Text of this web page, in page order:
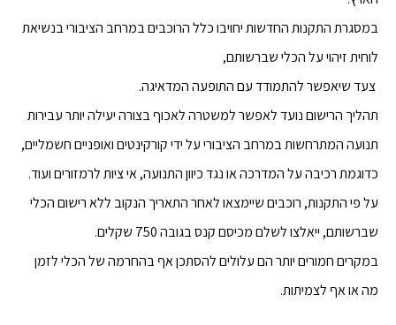
במסגרת התקנות החדשות יחויבו כלל הרוכבים במרחב הציבורי בנשיאת
לוחית זיהוי על הכלי שברשותם,
צעד שיאפשר להתמודד עם התופעה המדאיגה.
תהליך הרישום נועד לאפשר למשטרה לאכוף בצורה יעילה יותר עבירות
תנועה המתרחשות במרחב הציבורי על ידי קורקינטים ואופניים חשמליים,
כדוגמת רכיבה על המדרכה או נגד כיוון התנועה, אי ציות לרמזורים ועוד.
על פי התקנות, רוכבים שיימצאו לאחר התאריך הנקוב ללא רישום הכלי
שברשותם, ייאלצו לשלם מכיסם קנס בגובה 750 שקלים.
במקרים חמורים יותר הם עלולים להסתכן אף בהחרמה של הכלי לזמן
מה או אף לצמיתות.